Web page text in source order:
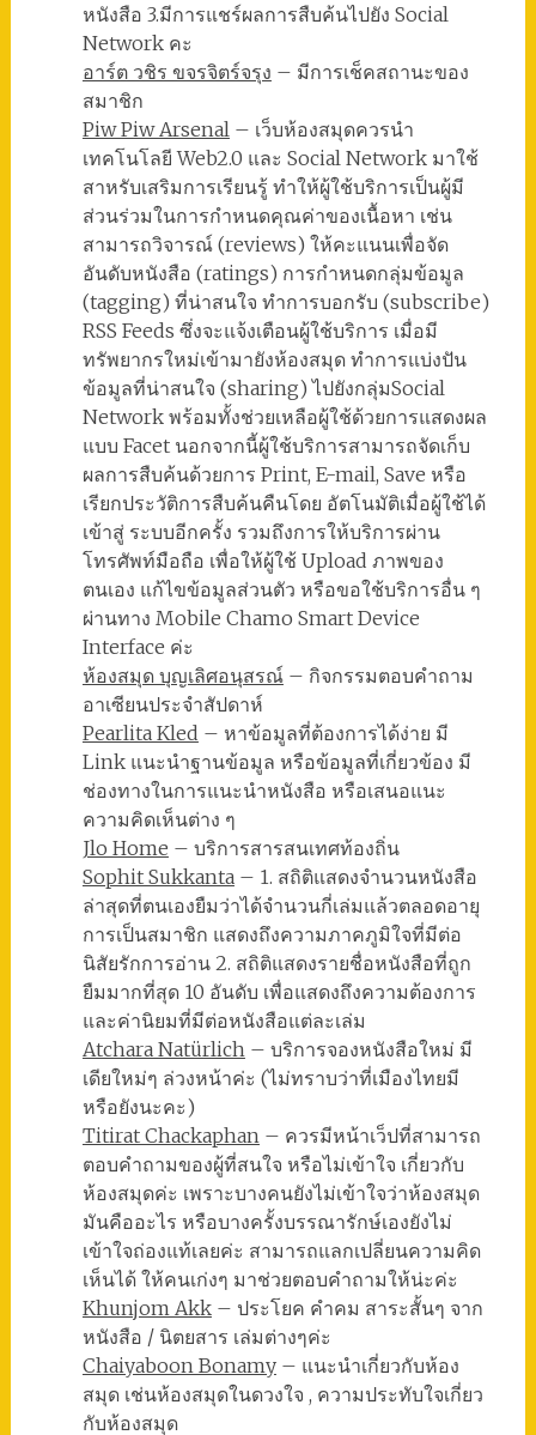
หนังสือ 3.มีการแชร์ผลการสืบค้นไปยัง Social
Network คะ
อาร์ต วชิร ขจรจิตร์จรุง – มีการเช็คสถานะของ
สมาชิก
Piw Piw Arsenal – เว็บห้องสมุดควรนำ
เทคโนโลยี Web2.0 และ Social Network มาใช้
สาหรับเสริมการเรียนรู้ ทำให้ผู้ใช้บริการเป็นผู้มี
ส่วนร่วมในการกำหนดคุณค่าของเนื้อหา เช่น
สามารถวิจารณ์ (reviews) ให้คะแนนเพื่อจัด
อันดับหนังสือ (ratings) การกำหนดกลุ่มข้อมูล
(tagging) ที่น่าสนใจ ทำการบอกรับ (subscribe)
RSS Feeds ซึ่งจะแจ้งเตือนผู้ใช้บริการ เมื่อมี
ทรัพยากรใหม่เข้ามายังห้องสมุด ทำการแบ่งปัน
ข้อมูลที่น่าสนใจ (sharing) ไปยังกลุ่มSocial
Network พร้อมทั้งช่วยเหลือผู้ใช้ด้วยการแสดงผล
แบบ Facet นอกจากนี้ผู้ใช้บริการสามารถจัดเก็บ
ผลการสืบค้นด้วยการ Print, E-mail, Save หรือ
เรียกประวัติการสืบค้นคืนโดย อัตโนมัติเมื่อผู้ใช้ได้
เข้าสู่ ระบบอีกครั้ง รวมถึงการให้บริการผ่าน
โทรศัพท์มือถือ เพื่อให้ผู้ใช้ Upload ภาพของ
ตนเอง แก้ไขข้อมูลส่วนตัว หรือขอใช้บริการอื่น ๆ
ผ่านทาง Mobile Chamo Smart Device
Interface ค่ะ
ห้องสมุด บุญเลิศอนุสรณ์– กิจกรรมตอบคำถาม
อาเซียนประจำสัปดาห์
Pearlita Kled – หาข้อมูลที่ต้องการได้ง่าย มี
Link แนะนำฐานข้อมูล หรือข้อมูลที่เกี่ยวข้อง มี
ช่องทางในการแนะนำหนังสือ หรือเสนอแนะ
ความคิดเห็นต่าง ๆ
Jlo Home – บริการสารสนเทศท้องถิ่น
Sophit Sukkanta– 1. สถิติแสดงจำนวนหนังสือ
ล่าสุดที่ตนเองยืมว่าได้จำนวนกี่เล่มแล้วตลอดอายุ
การเป็นสมาชิก แสดงถึงความภาคภูมิใจที่มีต่อ
นิสัยรักการอ่าน 2. สถิติแสดงรายชื่อหนังสือที่ถูก
ยืมมากที่สุด 10 อันดับ เพื่อแสดงถึงความต้องการ
และค่านิยมที่มีต่อหนังสือแต่ละเล่ม
Atchara Natürlich – บริการจองหนังสือใหม่ มี
เดียใหม่ๆ ล่วงหน้าค่ะ (ไม่ทราบว่าที่เมืองไทยมี
หรือยังนะคะ)
Titirat Chackaphan – ควรมีหน้าเว็ปที่สามารถ
ตอบคำถามของผู้ที่สนใจ หรือไม่เข้าใจ เกี่ยวกับ
ห้องสมุดค่ะ เพราะบางคนยังไม่เข้าใจว่าห้องสมุด
มันคืออะไร หรือบางครั้งบรรณารักษ์เองยังไม่
เข้าใจถ่องแท้เลยค่ะ สามารถแลกเปลี่ยนความคิด
เห็นได้ ให้คนเก่งๆ มาช่วยตอบคำถามให้น่ะค่ะ
Khunjom Akk– ประโยค คำคม สาระสั้นๆ จาก
หนังสือ / นิตยสาร เล่มต่างๆค่ะ
Chaiyaboon Bonamy– แนะนำเกี่ยวกับห้อง
สมุด เช่นห้องสมุดในดวงใจ , ความประทับใจเกี่ยว
กับห้องสมุด